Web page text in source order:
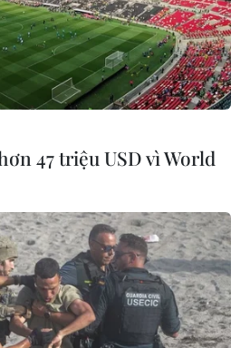
World Cup Nữ 2023 ở Auckland,
7/2023. (Ảnh: THX/TTXVN)
47 triệu USD vì World